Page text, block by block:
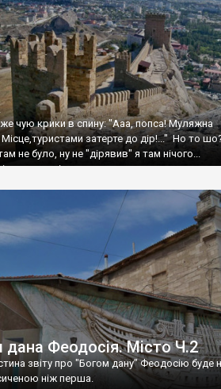
чую крики в спину: "Ааа, попса! Муляжна
затерте до дір!..." Но то
не було, ну не "дірявив" я там нічого...
до цього літа.
дана Феодосія. Місто Ч.2
звіту про "Богом дану" Феодосію буде
ніж перша.